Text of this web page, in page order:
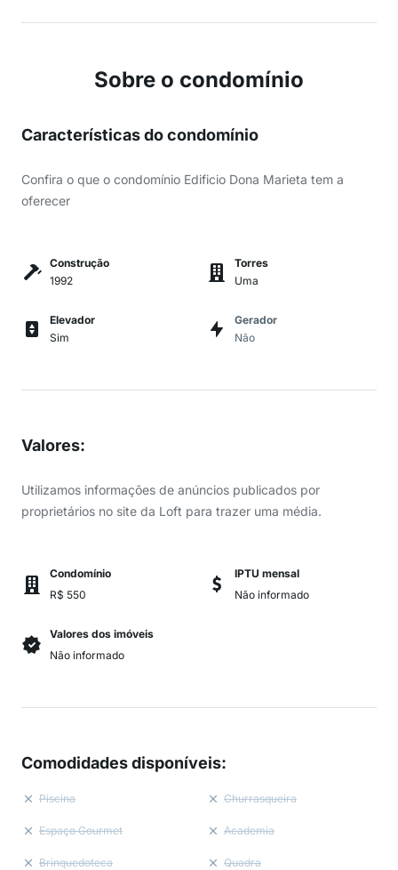
Sobre o condomínio
Características do condomínio
Confira o que o condomínio Edificio Dona Marieta tem a
oferecer
Construção
1992
Torres
Uma
Elevador
Sim
Gerador
Não
Valores:
Utilizamos informações de anúncios publicados por
proprietários no site da Loft para trazer uma média.
Condomínio
R$ 550
IPTU mensal
Não informado
Valores dos imóveis
Não informado
Comodidades disponíveis:
Piscina Churrasqueira
Espaço Gourmet Academia
Brinquedoteca Quadra